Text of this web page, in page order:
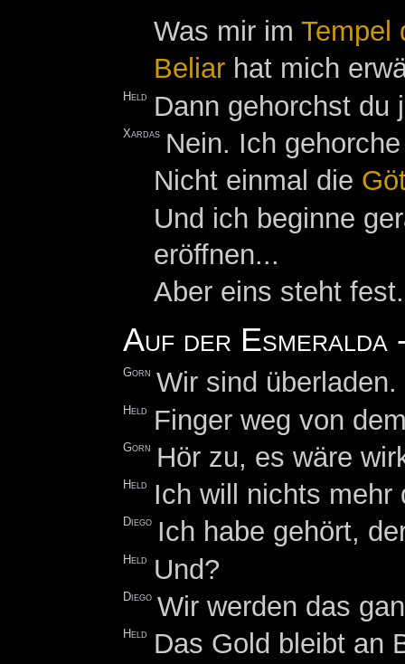
Was mir imTempel
Beliar hat mich
Held Dann gehorchst
Xardas Nein. Ich
Nicht einmal die
Und ich beginne
eröffnen...
Aber eins steht
Auf der Esmeralda
Gorn Wir sind
Held Finger weg von
Gorn Hör zu, es wäre
Held Ich will nichts mehr
Diego Ich habe gehört,
Held Und?
Diego Wir werden das
Held Das Gold bleibt an